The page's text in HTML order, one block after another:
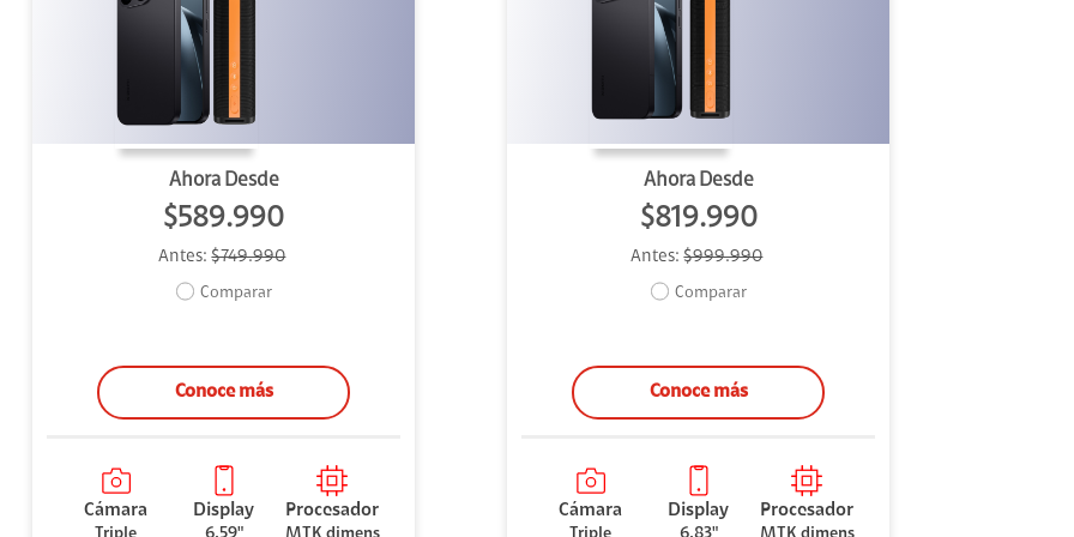
Ahora Desde
$589.990
Antes:$749.990
Comparar
Conoce más
Cámara Display Procesador
Ahora Desde
$819.990
Antes:$999.990
Comparar
Conoce más
Cámara Display Procesador